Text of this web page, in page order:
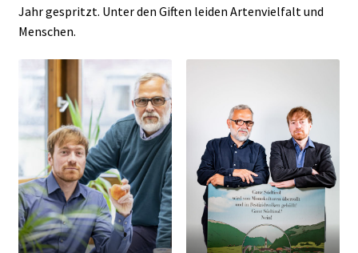
Jahr gespritzt. Unter den Giften leiden Artenvielfalt und
Menschen.